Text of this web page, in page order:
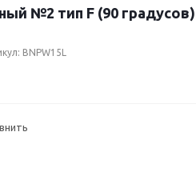
№2 тип F (90 градусов)
BNPW15L